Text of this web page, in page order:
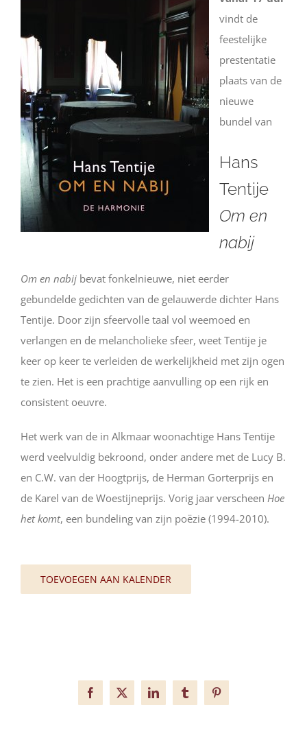
vindt de
feestelijke
prestentatie
plaats van de
nieuwe
bundel van
Hans
Tentije
Om en
nabij
Om en nabij bevat fonkelnieuwe, niet eerder
gebundelde gedichten van de gelauwerde dichter Hans
Tentije. Door zijn sfeervolle taal vol weemoed en
verlangen en de melancholieke sfeer, weet Tentije je
keer op keer te verleiden de werkelijkheid met zijn ogen
te zien. Het is een prachtige aanvulling op een rijk en
consistent oeuvre.
Het werk van de in Alkmaar woonachtige Hans Tentije
werd veelvuldig bekroond, onder andere met de Lucy B.
en C.W. van der Hoogtprijs, de Herman Gorterprijs en
de Karel van de Woestijneprijs. Vorig jaar verscheen Hoe
het komt, een bundeling van zijn poëzie (1994-2010).
TOEVOEGEN AAN KALENDER
Facebook
X LinkedInTumblrPinterest